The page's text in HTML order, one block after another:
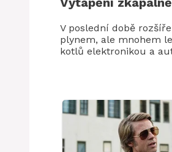
V poslední době
plynem, ale mnohem
kotlů elektronikou a